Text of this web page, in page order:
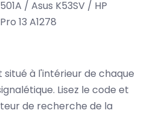
/ Asus K53SV / HP
13 A1278
à l'intérieur de chaque
Lisez le code et
de recherche de la